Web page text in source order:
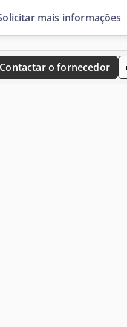
mais informações
Contactar o fornecedor